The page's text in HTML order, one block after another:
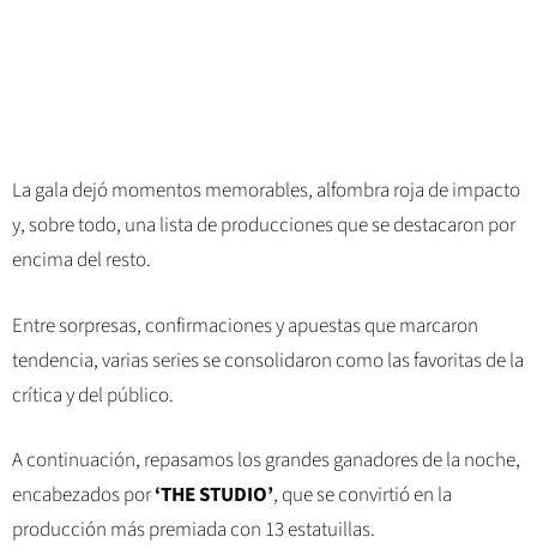
La gala dejó momentos memorables, alfombra roja de impacto
y, sobre todo, una lista de producciones que se destacaron por
encima del resto.
Entre sorpresas, confirmaciones y apuestas que marcaron
tendencia, varias series se consolidaron como las favoritas de la
crítica y del público.
A continuación, repasamos los grandes ganadores de la noche,
encabezados por‘THE STUDIO’, que se convirtió en la
producción más premiada con 13 estatuillas.